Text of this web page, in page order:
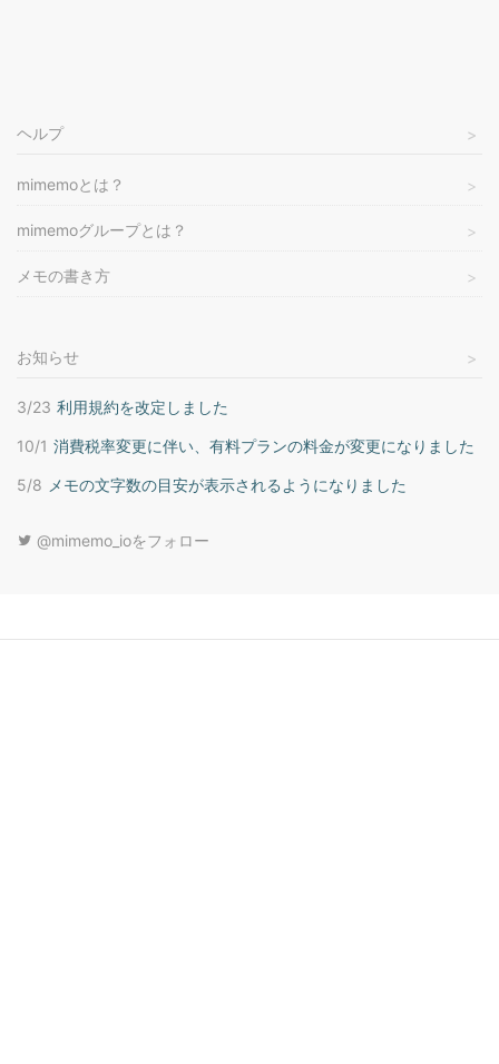
ヘルプ
mimemoとは？
mimemoグループとは？
メモの書き方
お知らせ
3/23 利用規約を改定しました
10/1 消費税率変更に伴い、有料プランの料金が変更になりました
5/8 メモの文字数の目安が表示されるようになりました
@mimemo_ioをフォロー